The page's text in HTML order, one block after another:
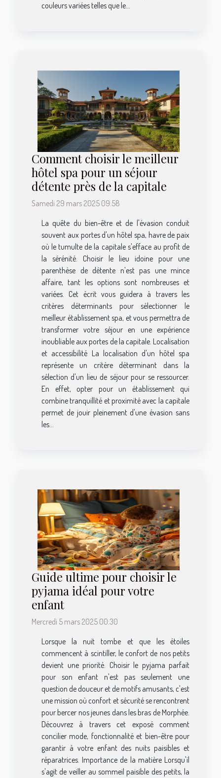
couleurs variées telles que le...
Comment choisir le meilleur
hôtel spa pour un séjour
détente près de la capitale
Samedi 29 mars 2025 09:58
La quête du bien-être et de l'évasion conduit
souvent aux portes d'un hôtel spa, havre de paix
où le tumulte de la capitale s'efface au profit de
la sérénité. Choisir le lieu idoine pour une
parenthèse de détente n'est pas une mince
affaire, tant les options sont nombreuses et
variées. Cet écrit vous guidera à travers les
critères déterminants pour sélectionner le
meilleur établissement spa, et vous permettra de
transformer votre séjour en une expérience
inoubliable aux portes de la capitale. Localisation
et accessibilité La localisation d'un hôtel spa
représente un critère déterminant dans la
sélection d'un lieu de séjour pour se ressourcer.
En effet, opter pour un établissement qui
combine tranquillité et proximité avec la capitale
permet de jouir pleinement d'une évasion sans
les...
Guide ultime pour choisir le
pyjama idéal pour votre
enfant
Mercredi 5 mars 2025 00:30
Lorsque la nuit tombe et que les étoiles
commencent à scintiller, le confort de nos petits
devient une priorité. Choisir le pyjama parfait
pour son enfant n'est pas seulement une
question de douceur et de motifs amusants, c'est
une mission où confort et sécurité se rencontrent
pour bercer nos jeunes dans les bras de Morphée.
Découvrez à travers cet exposé comment
concilier mode, fonctionnalité et bien-être pour
garantir à votre enfant des nuits paisibles et
réparatrices. Importance de la matière Lorsqu'il
s'agit de veiller au sommeil paisible des petits, la